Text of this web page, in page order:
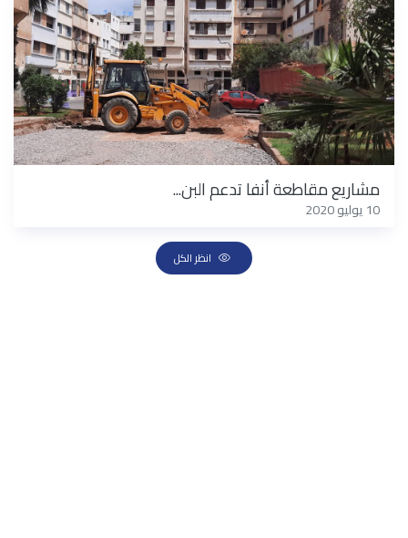
مشاريع مقاطعة أنفا تدعم البن...
10 يوليو 2020
انظر الكل